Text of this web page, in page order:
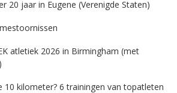
20 jaar in Eugene (Verenigde Staten)
atletiek 2026 in Birmingham (met
10 kilometer? 6 trainingen van topatleten